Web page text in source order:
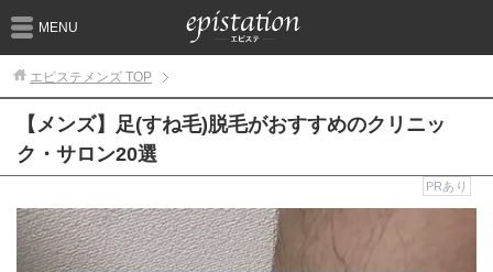
MENU
エピステメンズ TOP
【メンズ】足(すね毛)脱毛がおすすめのクリニッ
ク・サロン20選
PRあり